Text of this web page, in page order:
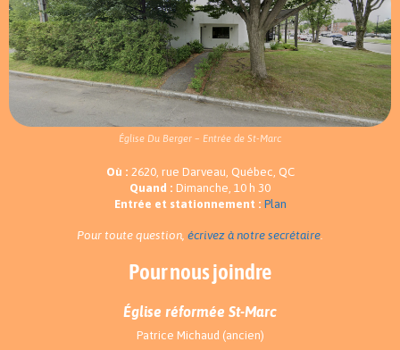
Église Du Berger – Entrée de St-Marc
Où : 2620, rue Darveau, Québec, QC
Quand : Dimanche, 10 h 30
Entrée et stationnement : Plan
Pour toute question, écrivez à notre secrétaire.
Pour nous joindre
Église réformée St-Marc
Patrice Michaud (ancien)